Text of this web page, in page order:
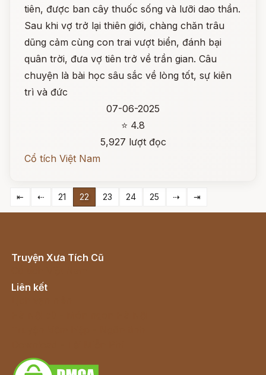
tiên, được ban cây thuốc sống và lưỡi dao thần.
Sau khi vợ trở lại thiên giới, chàng chăn trâu
dũng cảm cùng con trai vượt biển, đánh bại
quân trời, đưa vợ tiên trở về trần gian. Câu
chuyện là bài học sâu sắc về lòng tốt, sự kiên
trì và đức
07-06-2025
⭐ 4.8
5,927 lượt đọc
Cổ tích Việt Nam
⇤ ⇠ 21 22 23 24 25 ⇢ ⇥
Truyện Xưa Tích Cũ
Liên kết